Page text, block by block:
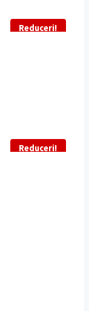
Reduceri!
Reduceri!